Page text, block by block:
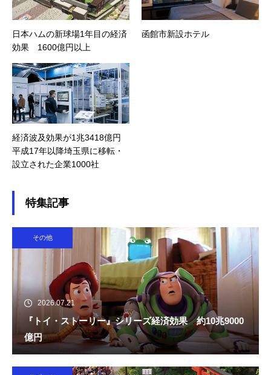
日本ハムの新球場1年目の経済
効果 1600億円以上
函館市新設ホテル
経済波及効果が1兆3418億円
平成17年以降埼玉県に移転・
設立された企業1000社
特集記事
その他
2026.07.21
『トイ・ストーリー』シリーズ経済効果 約10兆9000
億円